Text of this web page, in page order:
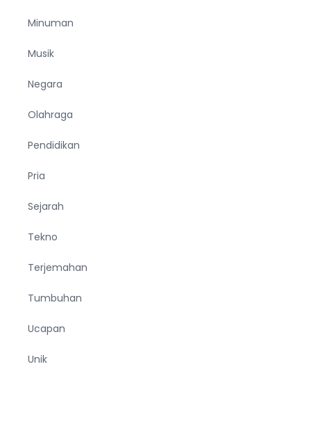
Minuman
Musik
Negara
Olahraga
Pendidikan
Pria
Sejarah
Tekno
Terjemahan
Tumbuhan
Ucapan
Unik